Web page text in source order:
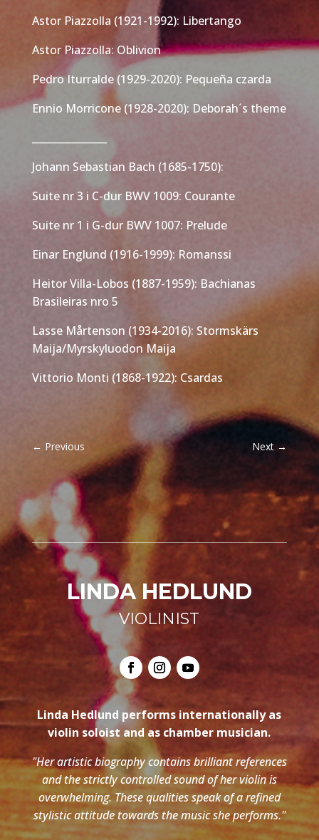
Astor Piazzolla (1921-1992): Libertango
Astor Piazzolla: Oblivion
Pedro Iturralde (1929-2020): Pequeña czarda
Ennio Morricone (1928-2020): Deborah´s theme
Johann Sebastian Bach (1685-1750):
Suite nr 3 i C-dur BWV 1009: Courante
Suite nr 1 i G-dur BWV 1007: Prelude
Einar Englund (1916-1999): Romanssi
Heitor Villa-Lobos (1887-1959): Bachianas
Brasileiras nro 5
Lasse Mårtenson (1934-2016): Stormskärs
Maija/Myrskyluodon Maija
Vittorio Monti (1868-1922): Csardas
← Previous Next→
LINDA HEDLUND
VIOLINIST
Linda Hedlund performs internationally as
violin soloist and as chamber musician.
"Her artistic biography contains brilliant references
and the strictly controlled sound of her violin is
overwhelming. These qualities speak of a refined
stylistic attitude towards the music she performs."